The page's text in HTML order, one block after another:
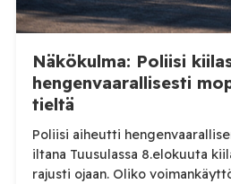
Näkökulma: Poliisi
hengenvaarallisesti
tieltä
Poliisi aiheutti
iltana Tuusulassa 8.elokuuta
rajusti ojaan. Oliko